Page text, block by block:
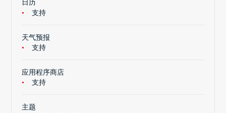
支持
天气预报
支持
应用程序商店
支持
主题